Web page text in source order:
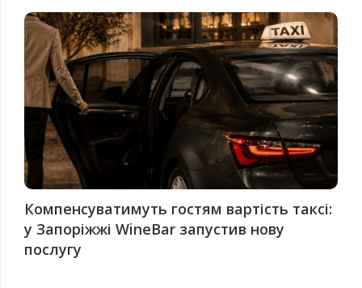
Компенсуватимуть гостям вартість таксі:
у Запоріжжі WineBar запустив нову
послугу